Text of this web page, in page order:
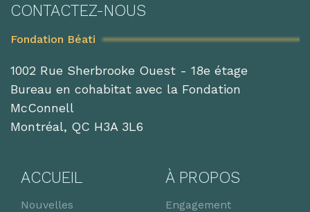
CONTACTEZ-NOUS
Fondation Béati
1002 Rue Sherbrooke Ouest - 18e étage
Bureau en cohabitat avec la Fondation
McConnell
Montréal, QC H3A 3L6
ACCUEIL
Nouvelles
À PROPOS
Engagement